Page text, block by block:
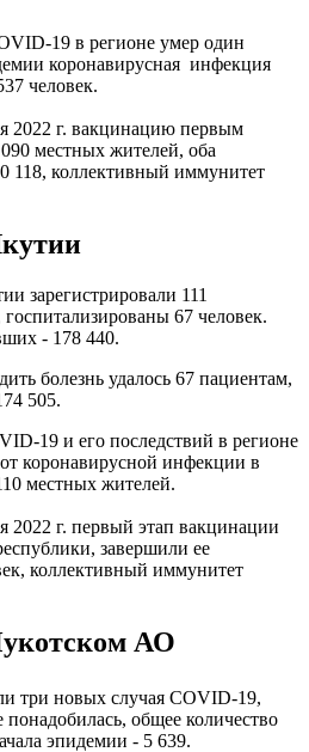
19 в регионе умер один
коронавирусная инфекция
537 человек.
2022 г. вакцинацию первым
местных жителей, оба
118, коллективный иммунитет
зарегистрировали 111
67 человек.
- 178 440.
болезнь удалось 67 пациентам,
505.
19 и его последствий в регионе
коронавирусной инфекции в
местных жителей.
2022 г. первый этап вакцинации
завершили ее
коллективный иммунитет
АО
три новых случая COVID-19,
общее количество
эпидемии - 5 639.